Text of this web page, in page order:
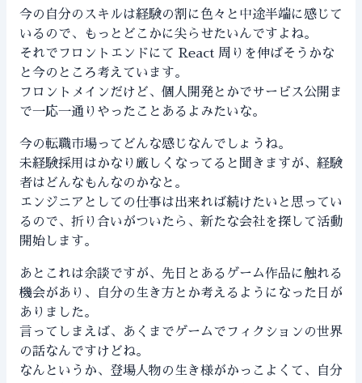
今の自分のスキルは経験の割に色々と中途半端に感じて
いるので、もっとどこかに尖らせたいんですよね。
それでフロントエンドにて React 周りを伸ばそうかな
と今のところ考えています。
フロントメインだけど、個人開発とかでサービス公開ま
で一応一通りやったことあるよみたいな。
今の転職市場ってどんな感じなんでしょうね。
未経験採用はかなり厳しくなってると聞きますが、経験
者はどんなもんなのかなと。
エンジニアとしての仕事は出来れば続けたいと思ってい
るので、折り合いがついたら、新たな会社を探して活動
開始します。
あとこれは余談ですが、先日とあるゲーム作品に触れる
機会があり、自分の生き方とか考えるようになった日が
ありました。
言ってしまえば、あくまでゲームでフィクションの世界
の話なんですけどね。
なんというか、登場人物の生き様がかっこよくて、自分